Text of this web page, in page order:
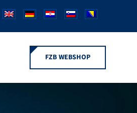
FZB WEBSHOP